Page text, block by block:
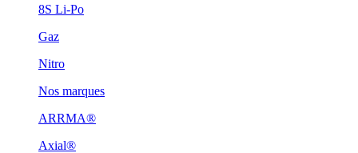
8S Li-Po
Gaz
Nitro
Nos marques
ARRMA®
Axial®